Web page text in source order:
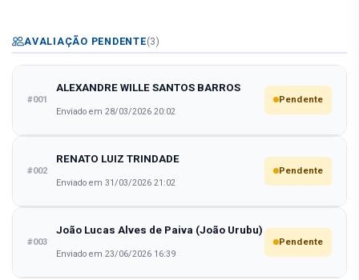
AVALIAÇÃO PENDENTE(3)
#001
ALEXANDRE WILLE SANTOS BARROS
Enviado em 28/03/2026 20:02
Pendente
#002
RENATO LUIZ TRINDADE
Enviado em 31/03/2026 21:02
Pendente
#003
João Lucas Alves de Paiva (João Urubu)
Enviado em 23/06/2026 16:39
Pendente